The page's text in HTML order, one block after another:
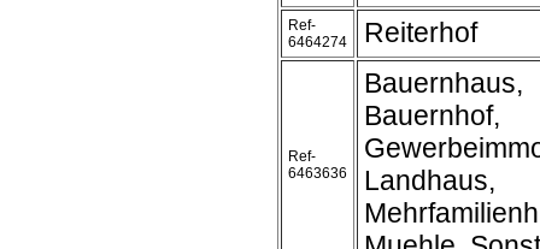
Ref-
6464274
Reiterhof
Ref-
6463636
Bauernhaus,
Bauernhof,
Landhaus,